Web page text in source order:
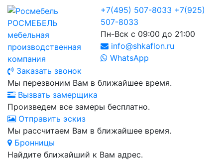
РОСМЕБЕЛЬ
мебельная
производственная
компания
+7(495) 507-8033 +7(925)
507-8033
Пн-Вск с 09:00 до 21:00
info@shkaflon.ru
WhatsApp
Заказать звонок
Мы перезвоним Вам в ближайшее время.
Вызвать замерщика
Произведем все замеры бесплатно.
Отправить эскиз
Мы рассчитаем Вам в ближайшее время.
Бронницы
Найдите ближайший к Вам адрес.